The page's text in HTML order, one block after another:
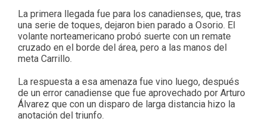
La primera llegada fue para los canadienses, que, tras
una serie de toques, dejaron bien parado a Osorio. El
volante norteamericano probó suerte con un remate
cruzado en el borde del área, pero a las manos del
meta Carrillo.
La respuesta a esa amenaza fue vino luego, después
de un error canadiense que fue aprovechado por Arturo
Álvarez que con un disparo de larga distancia hizo la
anotación del triunfo.